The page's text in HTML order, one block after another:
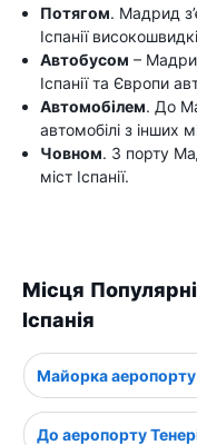
Потягом. Мадрид
Іспанії
Автобусом –
Іспанії та Європи
Автомобілем. До
автомобілі з інших
Човном. З порту
міст Іспанії.
Місця
Іспанія
Майорка аеропорту
До аеропорту